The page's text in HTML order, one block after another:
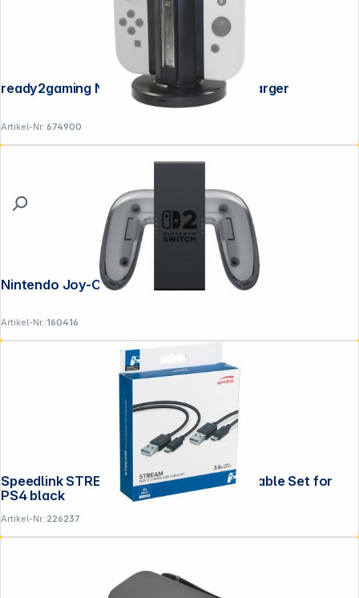
ready2gaming Nintendo Switch 4 in 1 Charger
Artikel-Nr.:674900
Nintendo Joy-Con 2 Aufladehalterung
Artikel-Nr.:160416
Speedlink STREAM Play & Charge USB Cable Set for
PS4 black
Artikel-Nr.:226237